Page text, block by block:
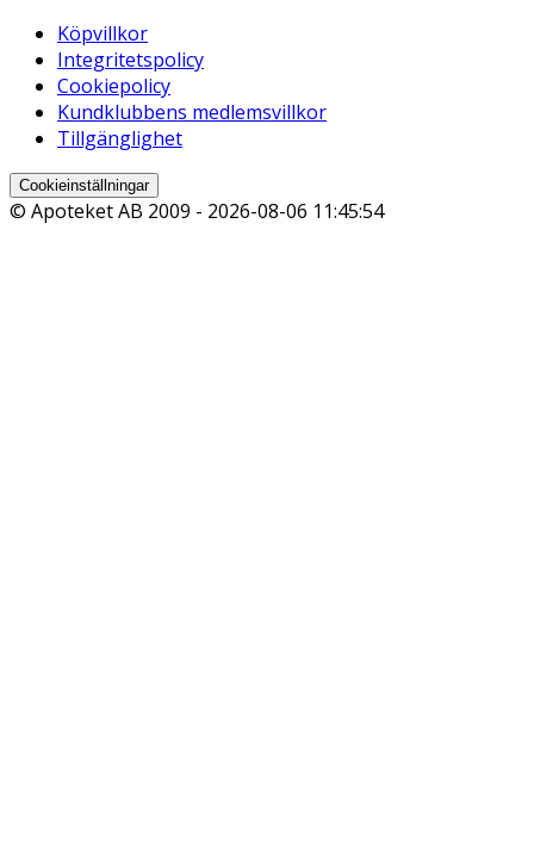
Köpvillkor
Integritetspolicy
Cookiepolicy
Kundklubbens medlemsvillkor
Tillgänglighet
Cookieinställningar
© Apoteket AB 2009 - 2026-08-06 11:45:54